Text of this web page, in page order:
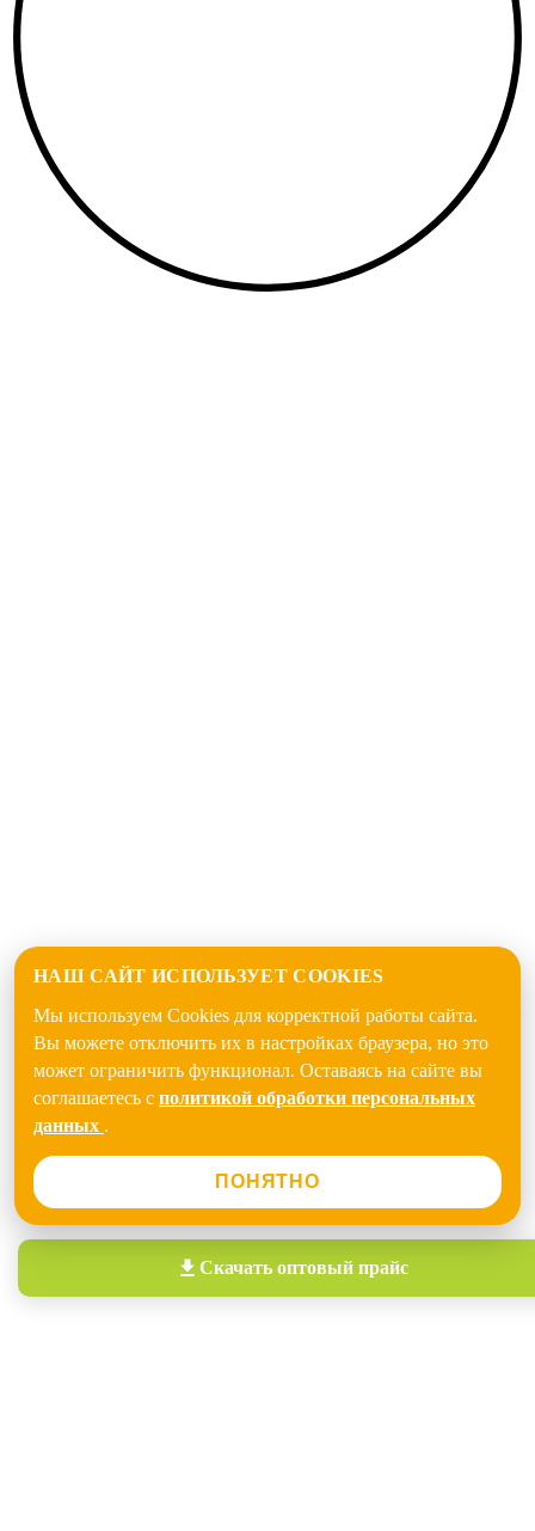
НАШ САЙТ ИСПОЛЬЗУЕТ COOKIES
Мы используем Cookies для корректной работы сайта.
Вы можете отключить их в настройках браузера, но это
может ограничить функционал. Оставаясь на сайте вы
соглашаетесь с политикой обработки персональных
данных .
ПОНЯТНО
Скачать оптовый прайс